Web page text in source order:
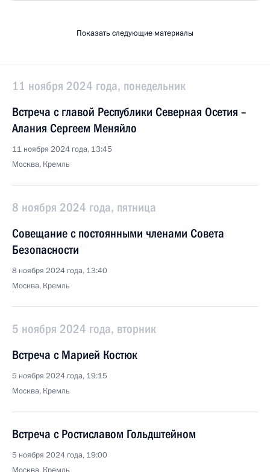
Показать следующие материалы
11 ноября 2024 года, понедельник
Встреча с главой Республики Северная Осетия –
Алания Сергеем Меняйло
11 ноября 2024 года, 13:45
Москва, Кремль
8 ноября 2024 года, пятница
Совещание с постоянными членами Совета
Безопасности
8 ноября 2024 года, 13:40
Москва, Кремль
5 ноября 2024 года, вторник
Встреча с Марией Костюк
5 ноября 2024 года, 19:15
Москва, Кремль
Встреча с Ростиславом Гольдштейном
5 ноября 2024 года, 19:00